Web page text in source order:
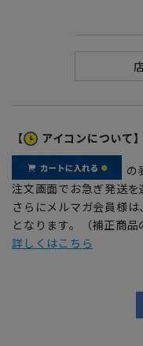
【 アイコンについて】
の
注文画面でお急ぎ発送を
さらにメルマガ会員様
となります。（補正商品
詳しくはこちら